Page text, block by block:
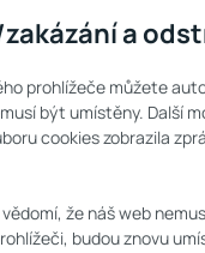
a
prohlížeče můžete
být umístěny. Další
cookies zobrazila
že náš web
budou znovu